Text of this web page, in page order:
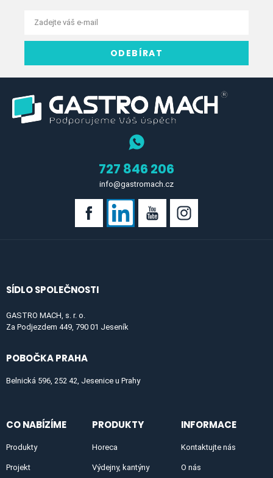
ODEBÍRAT
727 846 206
info@gastromach.cz
SÍDLO SPOLEČNOSTI
GASTRO MACH, s. r. o.
Za Podjezdem 449, 790 01 Jeseník
POBOČKA PRAHA
Belnická 596, 252 42, Jesenice u Prahy
CO NABÍZÍME
Produkty
Projekt
PRODUKTY
Horeca
Výdejny, kantýny
INFORMACE
Kontaktujte nás
O nás